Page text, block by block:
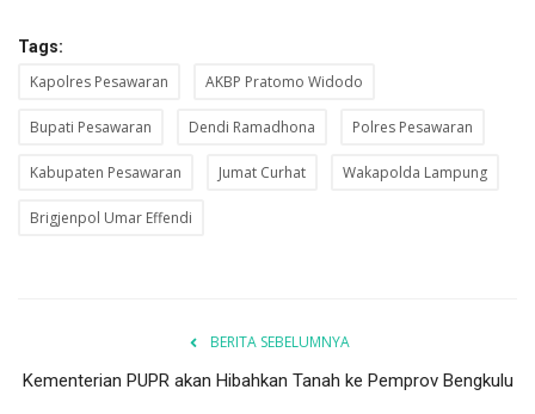
Tags:
Kapolres Pesawaran AKBP Pratomo Widodo
Bupati Pesawaran Dendi Ramadhona Polres Pesawaran
Kabupaten Pesawaran Jumat Curhat Wakapolda Lampung
Brigjenpol Umar Effendi
BERITA SEBELUMNYA
Kementerian PUPR akan Hibahkan Tanah ke Pemprov Bengkulu